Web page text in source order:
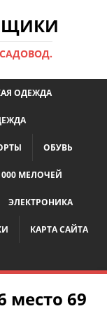
ОДЕЖДА
ОБУВЬ
МЕЛОЧЕЙ
ЭЛЕКТРОНИКА
КАРТА САЙТА
место 69